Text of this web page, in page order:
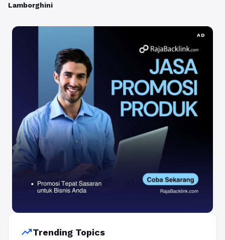
Lamborghini
AD
trending_upTrending Topics